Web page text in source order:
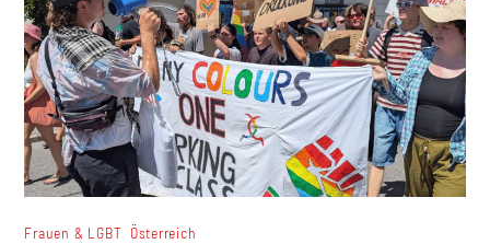
Frauen & LGBT Österreich